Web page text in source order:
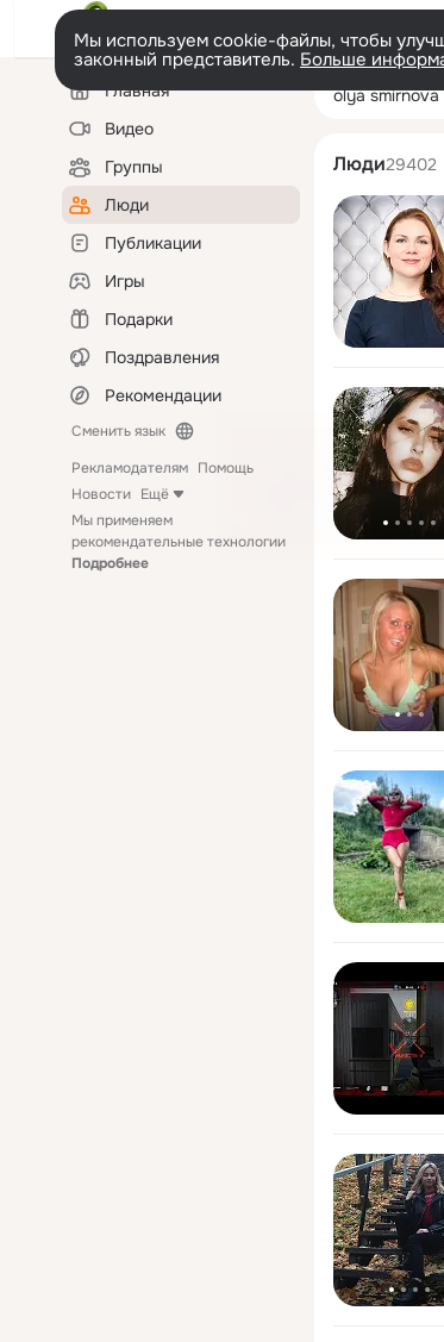
Мы используем cookie-файлы, чтобы
законный представитель. Больше
Левая
колонкаГлавная
Видео
Группы
Люди
Публикации
Игры
Подарки
Поздравления
Рекомендации
Сменить язык
Рекламодателям Помощь
Новости Ещё
Мы применяем
рекомендательные технологии
Подробнее
olya
Люди29402